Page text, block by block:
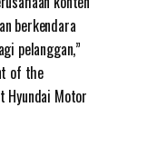
berkendara
pelanggan,”
of the
Hyundai Motor